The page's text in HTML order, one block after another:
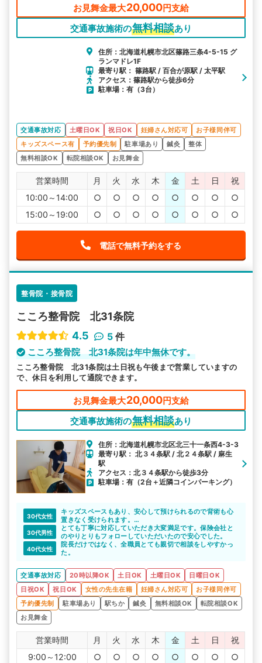
お見舞金最大20,000円支給
交通事故施術の無料相談あり
住所：北海道札幌市北区篠路三条4-5-15 グ
ランマドレ1F
最寄り駅： 篠路駅 / 百合が原駅 / 太平駅
アクセス：篠路駅から徒歩6分
駐車場：有（3台）
交通事故対応 土曜日OK 祝日OK 妊婦さん対応可
お子様同伴可
キッズスペース有
予約優先制 駐車場あり 鍼灸
整体
無料相談OK
転院相談OK お見舞金
営業時間 月 火 水 木 金 土 日
祝
10:00～14:00
○ ○ ○ ○ ○ ○ ○
○
15:00～19:00
○ ○ ○ ○ ○ ○ ○ ○
電話で無料予約をする
整骨院・接骨院
こころ整骨院 北31条院
4.5
5 件
こころ整骨院 北31条院は年中無休です。
こころ整骨院 北31条院は土日祝も午後まで営業していますの
で、休日を利用して通院できます。
お見舞金最大20,000円支給
交通事故施術の無料相談あり
住所：北海道札幌市北区北三十一条西4-3-3
最寄り駅： 北３４条駅 / 北２４条駅 / 麻生
駅
アクセス：北３４条駅から徒歩3分
駐車場：有（2台＋近隣コインパーキング）
30代女性
キッズスペースもあり、安心して預けられるので背術も心
置きなく受けられます。
都合の良い時間帯の予約や親身になってくれるところが良
いです！
30代男性
とても丁寧に対応していただき大変満足です。保険会社と
のやりとりもフォローしていただいたので安心でした。
40代女性
院長だけではなく、全職員とても親切で相談をしやすかっ
た。
交通事故対応 20時以降OK 土日OK 土曜日OK
日曜日OK
日祝OK
祝日OK 女性の先生在籍 妊婦さん対応可
お子様同伴可
予約優先制
駐車場あり 駅ちか 鍼灸 無料相談OK
転院相談OK
お見舞金
営業時間 月 火 水 木 金 土 日
祝
9:00～12:00
○ ○ ○ ○ ○ ○ ○
○